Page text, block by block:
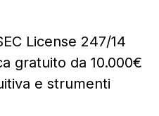
License 247/14
gratuito da 10.000€
e strumenti